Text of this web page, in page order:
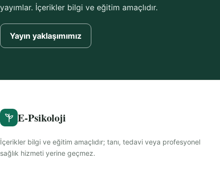
yayımlar. İçerikler bilgi ve eğitim amaçlıdır.
Yayın yaklaşımımız
E-Psikoloji
İçerikler bilgi ve eğitim amaçlıdır; tanı, tedavi veya profesyonel
sağlık hizmeti yerine geçmez.